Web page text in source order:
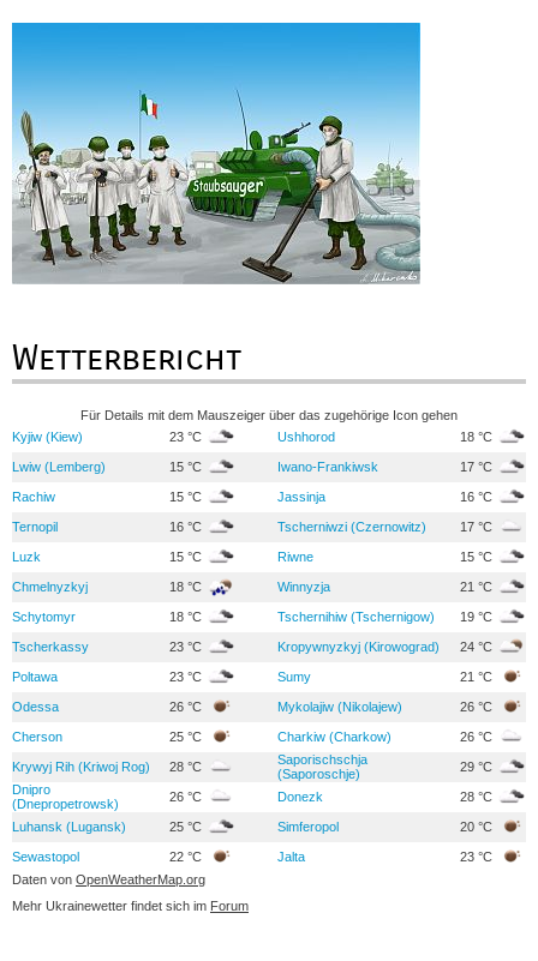
Wetterbericht
Für Details mit dem Mauszeiger über das zugehörige Icon gehen
Kyjiw (Kiew)
23 °C Ushhorod 18 °C
Lwiw (Lemberg) 15 °C Iwano-Frankiwsk 17 °C
Rachiw 15 °C Jassinja 16 °C
Ternopil 16 °C Tscherniwzi (Czernowitz) 17 °C
Luzk 15 °C Riwne 15 °C
Chmelnyzkyj 18 °C Winnyzja 21 °C
Schytomyr 18 °C Tschernihiw (Tschernigow) 19 °C
Tscherkassy 23 °C Kropywnyzkyj (Kirowograd) 24 °C
Poltawa 23 °C Sumy 21 °C
Odessa 26 °C Mykolajiw (Nikolajew) 26 °C
Cherson 25 °C Charkiw (Charkow) 26 °C
Krywyj Rih (Kriwoj Rog) 28 °C
Saporischschja
(Saporoschje)
29 °C
Dnipro
(Dnepropetrowsk)
26 °C Donezk 28 °C
Luhansk (Lugansk) 25 °C Simferopol 20 °C
Sewastopol 22 °C Jalta
23 °C
Daten von OpenWeatherMap.org
Mehr Ukrainewetter findet sich im Forum